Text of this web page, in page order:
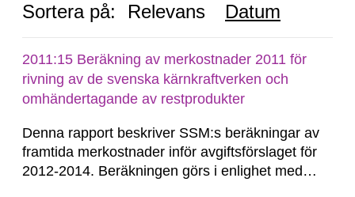
Sortera på: Relevans Datum
2011:15 Beräkning av merkostnader 2011 för
rivning av de svenska kärnkraftverken och
omhändertagande av restprodukter
Denna rapport beskriver SSM:s beräkningar av
framtida merkostnader inför avgiftsförslaget för
2012-2014. Beräkningen görs i enlighet med